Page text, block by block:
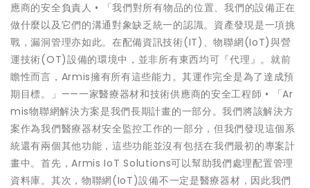
應商的安全負責人 • 「我們對所有物品的位置、我們的設備正在
做什麼以及它們的溝通對象缺乏統一的認識。資產發現是一項挑
戰，漏洞管理亦如此。在配備資訊技術(IT)、物聯網(IoT)與營
運技術(OT)設備的環境中，並非所有東西均可『代理』。就前
瞻性而言，Armis擁有所有這些能力。其運作完全是為了達成預
期目標。」——一家醫療器材和技術供應商的安全工程師 • 「Ar
mis物聯網解決方案是我們長期計畫的一部分。我們將該解決方
案作為我們醫療器材安全監控工作的一部分，但我們發現這個系
統還有兩個其他功能，這些功能並沒有包括在我們最初的專案計
畫中。首先，Armis IoT Solutions可以幫助我們處理配置管理
資料庫。其次，物聯網(IoT)設備不一定是醫療器材，因此我們